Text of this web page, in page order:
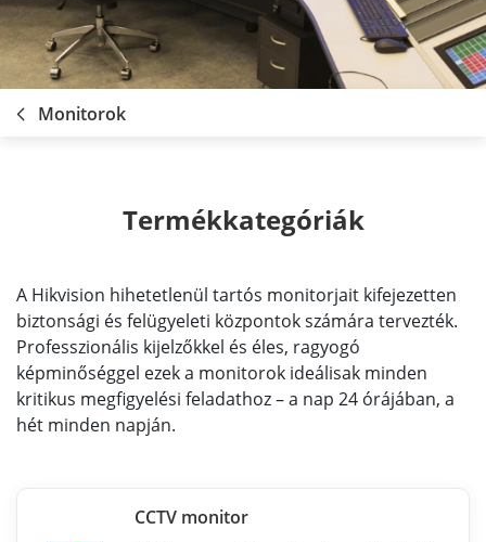
Monitorok
Termékkategóriák
A Hikvision hihetetlenül tartós monitorjait kifejezetten
biztonsági és felügyeleti központok számára tervezték.
Professzionális kijelzőkkel és éles, ragyogó
képminőséggel ezek a monitorok ideálisak minden
kritikus megfigyelési feladathoz – a nap 24 órájában, a
hét minden napján.
CCTV monitor